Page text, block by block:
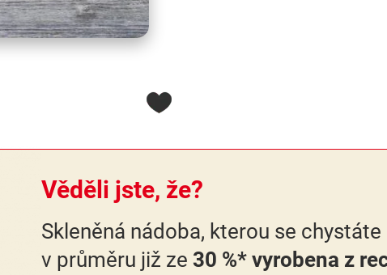
Věděli jste, že?
Skleněná nádoba, kterou se
v průměru již ze 30 %* vyrobena z